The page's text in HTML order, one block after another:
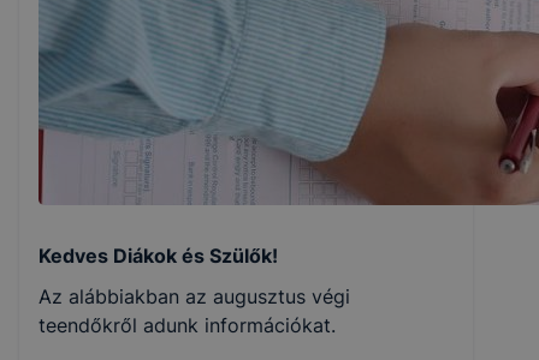
Kedves Diákok és Szülők!
Az alábbiakban az augusztus végi
teendőkről adunk információkat.